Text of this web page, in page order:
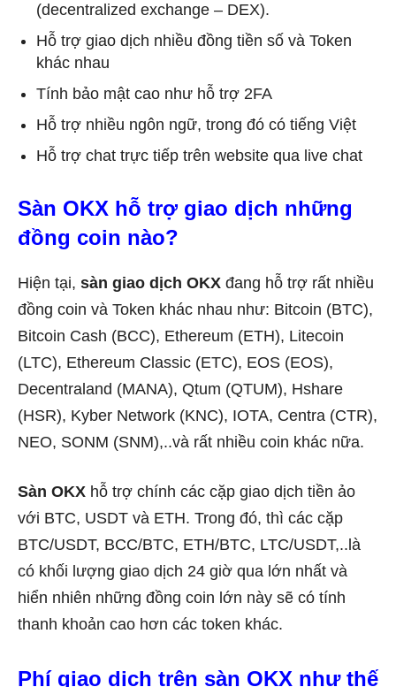
(decentralized exchange – DEX).
Hỗ trợ giao dịch nhiều đồng tiền số và Token
khác nhau
Tính bảo mật cao như hỗ trợ 2FA
Hỗ trợ nhiều ngôn ngữ, trong đó có tiếng Việt
Hỗ trợ chat trực tiếp trên website qua live chat
Sàn OKX hỗ trợ giao dịch những
đồng coin nào?
Hiện tại, sàn giao dịch OKX đang hỗ trợ rất nhiều
đồng coin và Token khác nhau như: Bitcoin (BTC),
Bitcoin Cash (BCC), Ethereum (ETH), Litecoin
(LTC), Ethereum Classic (ETC), EOS (EOS),
Decentraland (MANA), Qtum (QTUM), Hshare
(HSR), Kyber Network (KNC), IOTA, Centra (CTR),
NEO, SONM (SNM),..và rất nhiều coin khác nữa.
Sàn OKX hỗ trợ chính các cặp giao dịch tiền ảo
với BTC, USDT và ETH. Trong đó, thì các cặp
BTC/USDT, BCC/BTC, ETH/BTC, LTC/USDT,..là
có khối lượng giao dịch 24 giờ qua lớn nhất và
hiển nhiên những đồng coin lớn này sẽ có tính
thanh khoản cao hơn các token khác.
Phí giao dịch trên sàn OKX như thế